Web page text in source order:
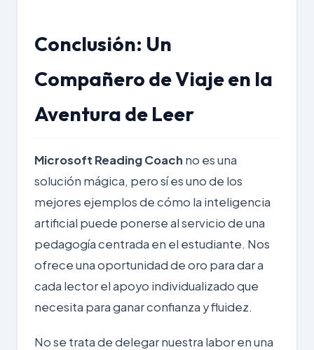
Conclusión: Un
Compañero de Viaje en la
Aventura de Leer
Microsoft Reading Coach no es una
solución mágica, pero sí es uno de los
mejores ejemplos de cómo la inteligencia
artificial puede ponerse al servicio de una
pedagogía centrada en el estudiante. Nos
ofrece una oportunidad de oro para dar a
cada lector el apoyo individualizado que
necesita para ganar confianza y fluidez.
No se trata de delegar nuestra labor en una